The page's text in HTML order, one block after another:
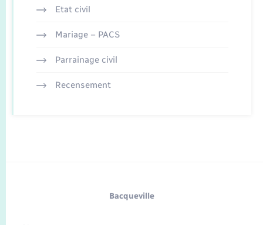
Etat civil
Mariage – PACS
Parrainage civil
Recensement
Bacqueville